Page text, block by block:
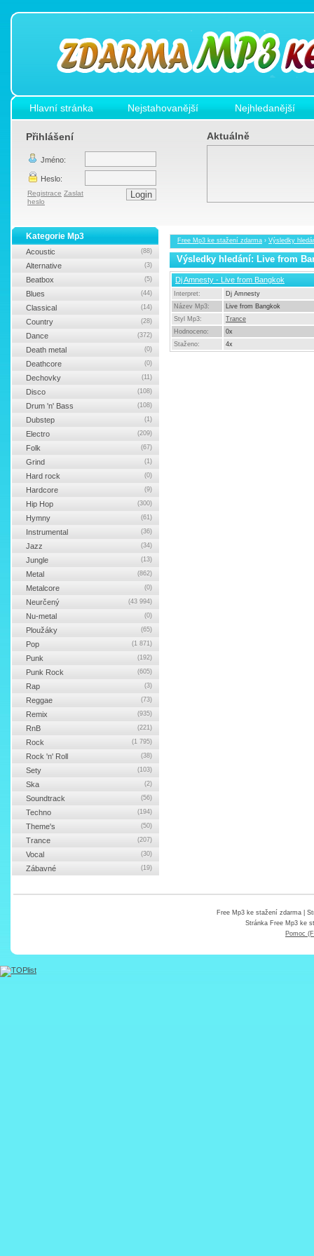
Hlavní stránka Nejstahovanější Nejhledanější
Přihlášení
Jméno:
Heslo:
Registrace Zaslat
heslo
Aktuálně
Free Mp3 ke stažení zdarma › Výsledky
Výsledky hledání: Live from
Dj Amnesty - Live from Bangkok
Interpret:
Dj Amnesty
Název Mp3:
Live from Bangkok
Styl Mp3:
Trance
Hodnoceno:
0x
Staženo:
4x
Kategorie Mp3
Acoustic (88)
Alternative (3)
Beatbox (5)
Blues (44)
Classical (14)
Country (28)
Dance (372)
Death metal (0)
Deathcore (0)
Dechovky (11)
Disco (108)
Drum 'n' Bass (108)
Dubstep (1)
Electro (209)
Folk (67)
Grind (1)
Hard rock (0)
Hardcore (9)
Hip Hop (300)
Hymny (61)
Instrumental (36)
Jazz (34)
Jungle (13)
Metal (862)
Metalcore (0)
Neurčený (43 994)
Nu-metal (0)
Ploužáky (65)
Pop (1 871)
Punk (192)
Punk Rock (605)
Rap (3)
Reggae (73)
Remix (935)
RnB (221)
Rock (1 795)
Rock 'n' Roll (38)
Sety (103)
Ska (2)
Soundtrack (56)
Techno (194)
Theme's (50)
Trance (207)
Vocal (30)
Zábavné (19)
Free Mp3 ke stažení zdarma|
Stránka Free Mp3 ke
Pomoc